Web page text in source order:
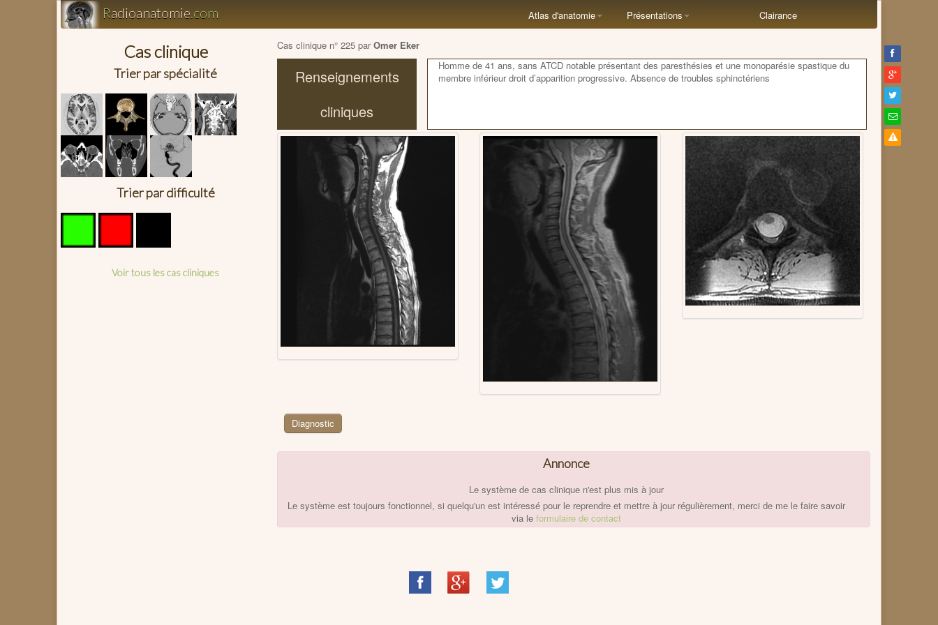
Radioanatomie.com Atlas d'anatomie Présentations Clairance
Cas clinique
Trier par spécialité
Trier par difficulté
Voir tous les cas cliniques
Cas clinique n° 225 parOmer Eker
Renseignements
cliniques
Homme de 41 ans, sans ATCD notable présentant des paresthésies et une monoparésie spastique du
membre inférieur droit d’apparition progressive. Absence de troubles sphinctériens
Annonce
Le système de cas clinique n'est plus mis à jour
Le système est toujours fonctionnel, si quelqu'un est intéressé pour le reprendre et mettre à jour régulièrement, merci de me le faire savoir
via le formulaire de contact
Share
on
Share
on
Share
on